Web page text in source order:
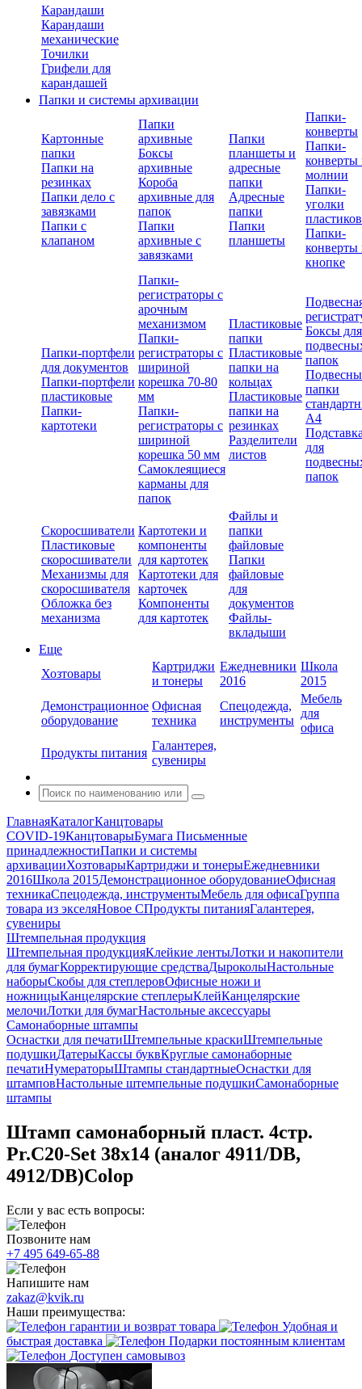
Карандаши
Карандаши
механические
Точилки
Грифели для
карандашей
Папки и системы архивации
Картонные
папки
Папки на
резинках
Папки дело с
завязками
Папки с
клапаном
Папки
архивные
Боксы
архивные
Короба
архивные для
папок
Папки
архивные с
завязками
Папки
планшеты и
адресные
папки
Адресные
папки
Папки
планшеты
Папки-
конверты
Папки-
конверты
молнии
Папки-
уголки
Папки-
конверты
кнопке
Папки-портфели
для документов
Папки-портфели
пластиковые
Папки-
картотеки
Папки-
регистраторы с
арочным
механизмом
Папки-
регистраторы с
шириной
корешка 70-80
мм
Папки-
регистраторы с
шириной
корешка 50 мм
Самоклеящиеся
карманы для
папок
Пластиковые
папки
Пластиковые
папки на
кольцах
Пластиковые
папки на
резинках
Разделители
листов
Боксы для
папок
папки
А4
для
папок
Скоросшиватели
Пластиковые
скоросшиватели
Механизмы для
скоросшивателя
Обложка без
механизма
Картотеки и
компоненты
для картотек
Картотеки для
карточек
Компоненты
для картотек
Файлы и
папки
файловые
Папки
файловые
для
документов
Файлы-
вкладыши
Еще
Хозтовары
Картриджи
и тонеры
Ежедневники
2016
Школа
2015
Демонстрационное
оборудование
Офисная
техника
Спецодежда,
инструменты
Мебель
для
офиса
Продукты питания
Галантерея,
сувениры
ГлавнаяКаталогКанцтовары
COVID-19КанцтоварыБумага Письменные
принадлежностиПапки и системы
архивацииХозтоварыКартриджи и тонерыЕжедневники
2016Школа 2015Демонстрационное оборудованиеОфисная
техникаСпецодежда, инструментыМебель для офисаГруппа
товара из экселяНовое СПродукты питанияГалантерея,
сувениры
Штемпельная продукция
Штемпельная продукцияКлейкие лентыЛотки и накопители
для бумагКорректирующие средстваДыроколыНастольные
наборыСкобы для степлеровОфисные ножи и
ножницыКанцелярские степлерыКлейКанцелярские
мелочиЛотки для бумагНастольные аксессуары
Самонаборные штампы
Оснастки для печатиШтемпельные краскиШтемпельные
подушкиДатерыКассы буквКруглые самонаборные
печатиНумераторыШтампы стандартныеОснастки для
штамповНастольные штемпельные подушкиСамонаборные
штампы
Штамп самонаборный пласт. 4стр.
Pr.C20-Set 38х14 (аналог 4911/DB,
4912/DB)Colop
Если у вас есть вопросы:
Позвоните нам
+7 495 649-65-88
Напишите нам
zakaz@kvik.ru
Наши преимущества:
гарантии и возврат товара
Удобная и
быстрая доставка
Подарки постоянным клиентам
Доступен самовывоз